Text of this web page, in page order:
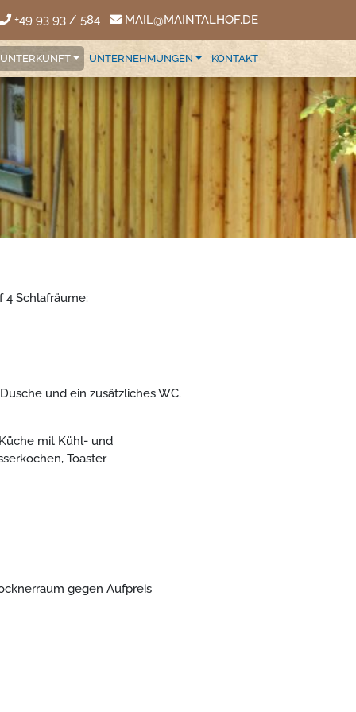
+49 93 93 / 584 MAIL@MAINTALHOF.DE
UNTERKUNFT UNTERNEHMUNGEN KONTAKT
4 Schlafräume:
und ein zusätzliches WC.
mit Kühl- und
Toaster
gegen Aufpreis